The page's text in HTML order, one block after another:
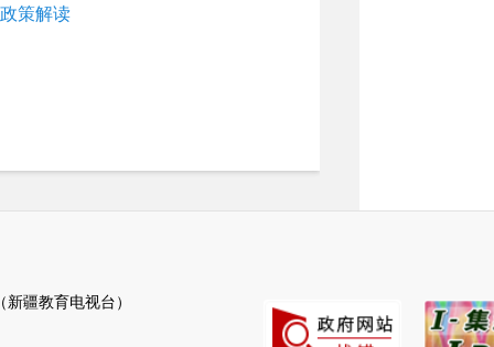
策解读
疆教育电视台）